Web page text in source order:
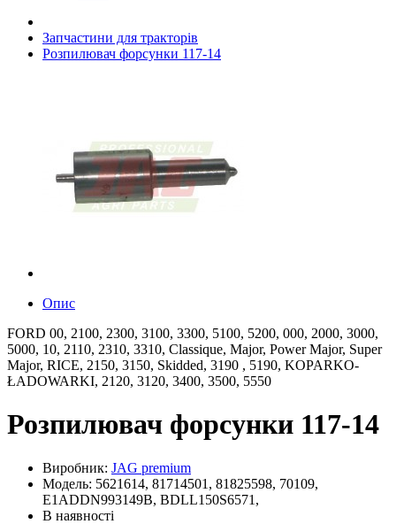
Запчастини для тракторів
Розпилювач форсунки 117-14
Опис
FORD 00, 2100, 2300, 3100, 3300, 5100, 5200, 000, 2000, 3000,
5000, 10, 2110, 2310, 3310, Classique, Major, Power Major, Super
Major, RICE, 2150, 3150, Skidded, 3190 , 5190, KOPARKO-
ŁADOWARKI, 2120, 3120, 3400, 3500, 5550
Розпилювач форсунки 117-14
Виробник: JAG premium
Модель: 5621614, 81714501, 81825598, 70109,
E1ADDN993149B, BDLL150S6571,
В наявності